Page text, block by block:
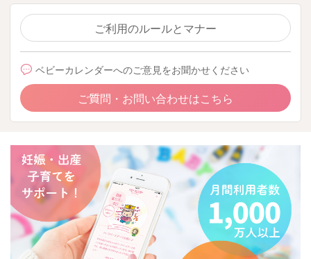
ご利用のルールとマナー
ベビーカレンダーへのご意見をお聞かせください
ご質問・お問い合わせはこちら